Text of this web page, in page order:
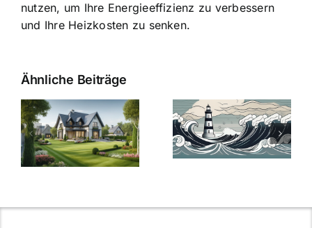
nutzen, um Ihre Energieeffizienz zu verbessern
und Ihre Heizkosten zu senken.
Ähnliche Beiträge
Bauzinsen im
Sturm: Die
aktuelle
Entwicklung
Die Evolution
der
Bauzinsen: Ein
Blick in die